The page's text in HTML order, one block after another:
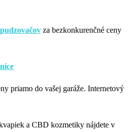
za bezkonkurenčné ceny
priamo do vašej garáže. Internetový
a CBD kozmetiky nájdete v